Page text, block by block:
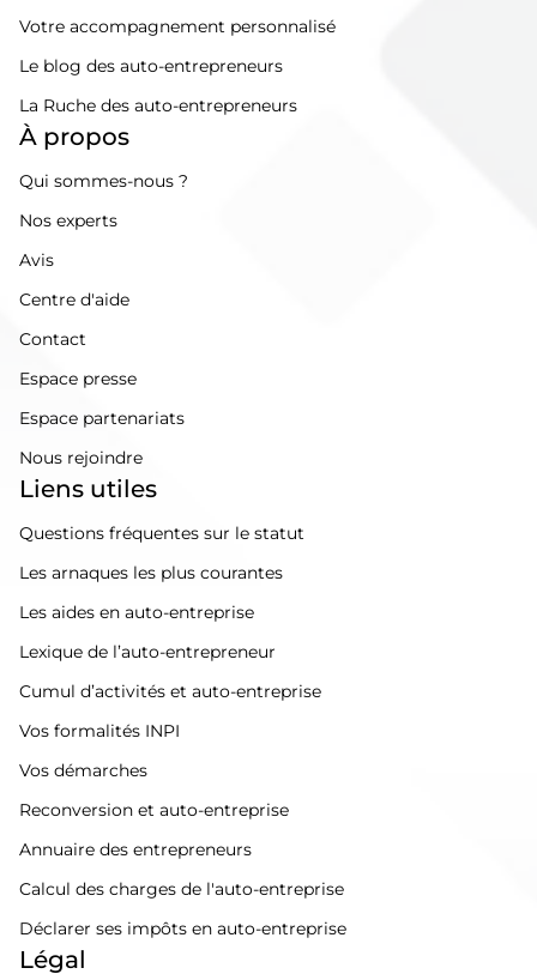
Votre accompagnement personnalisé
Le blog des auto-entrepreneurs
La Ruche des auto-entrepreneurs
À propos
Qui sommes-nous ?
Nos experts
Avis
Centre d'aide
Contact
Espace presse
Espace partenariats
Nous rejoindre
Liens utiles
Questions fréquentes sur le statut
Les arnaques les plus courantes
Les aides en auto-entreprise
Lexique de l’auto-entrepreneur
Cumul d’activités et auto-entreprise
Vos formalités INPI
Vos démarches
Reconversion et auto-entreprise
Annuaire des entrepreneurs
Calcul des charges de l'auto-entreprise
Déclarer ses impôts en auto-entreprise
Légal